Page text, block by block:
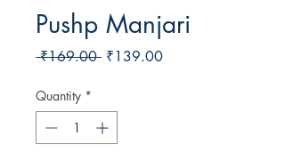
Pushp Manjari
₹169.00 Regular
₹139.00Sale
Quantity *